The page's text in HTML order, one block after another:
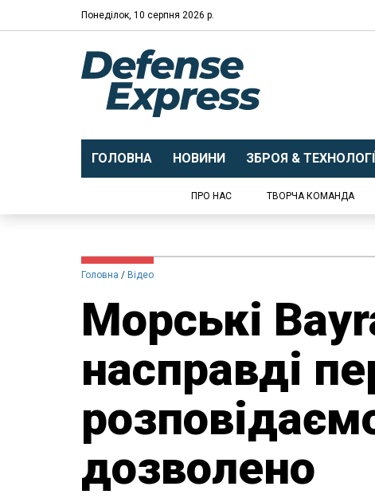
Понеділок, 10 серпня 2026 р.
ГОЛОВНА НОВИНИ ЗБРОЯ &
ПРО НАС ТВОРЧА КОМАНДА
Головна Відео
Морські
насправді
дозволено